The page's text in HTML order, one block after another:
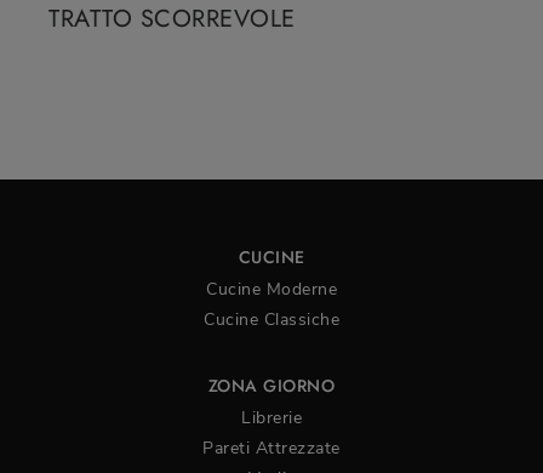
TRATTO SCORREVOLE
CUCINE
Cucine Moderne
Cucine Classiche
ZONA GIORNO
Librerie
Pareti Attrezzate